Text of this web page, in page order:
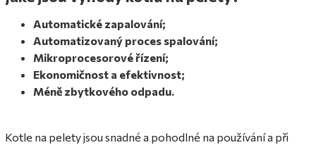
Automatické zapalování;
Automatizovaný proces spalování;
Mikroprocesorové řízení;
Ekonomičnost a efektivnost;
Méně zbytkového odpadu.
Kotle na pelety jsou snadné a pohodlné na používání a při